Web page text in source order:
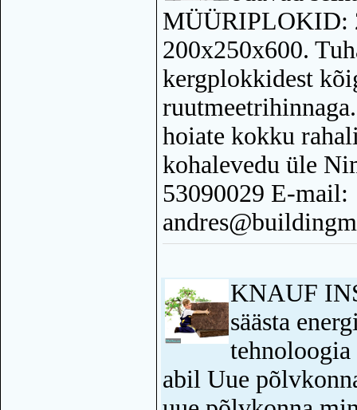
MÜÜRIPLOKID:
200x250x600.
kergplokkidest
hoiate kokku
kohalevedu üle
53090029 E-mail:
KNAUF
säästa
abil Uue